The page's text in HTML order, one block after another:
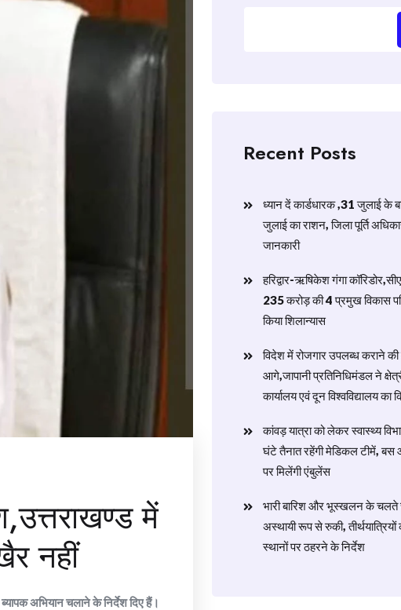
में
नहीं
अभियान चलाने के निर्देश दिए हैं।
Recent Posts
ध्यान दें कार्डधारक ,31 जुलाई के
जुलाई का राशन, जिला पूर्ति
जानकारी
हरिद्वार-ऋषिकेश गंगा
235 करोड़ की 4 प्रमुख विकास
किया शिलान्यास
विदेश में रोजगार उपलब्ध कराने की
आगे,जापानी प्रतिनिधिमंडल ने
कार्यालय एवं दून विश्वविद्यालय का
​कांवड़ यात्रा को लेकर स्वास्थ्य
घंटे तैनात रहेंगी मेडिकल टीमें,
पर मिलेंगी एंबुलेंस
​भारी बारिश और भूस्खलन के चलते
अस्थायी रूप से रुकी, तीर्थयात्रियों
स्थानों पर ठहरने के निर्देश